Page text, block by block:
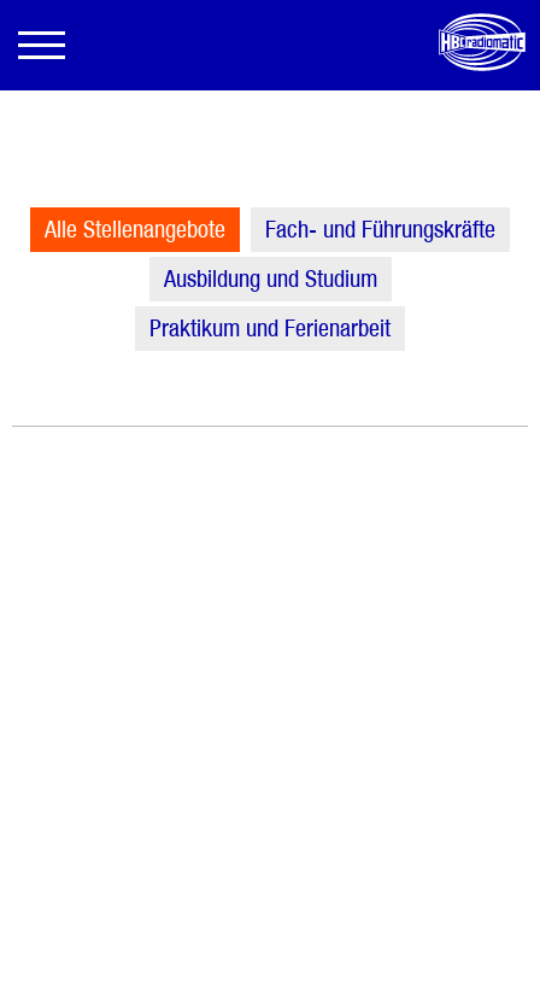
Alle Stellenangebote
Fach- und Führungskräfte
Ausbildung und Studium
Praktikum und Ferienarbeit